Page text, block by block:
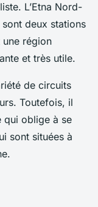
L’Etna Nord-
deux stations
une région
et très utile.
de circuits
Toutefois, il
qui oblige à se
sont situées à